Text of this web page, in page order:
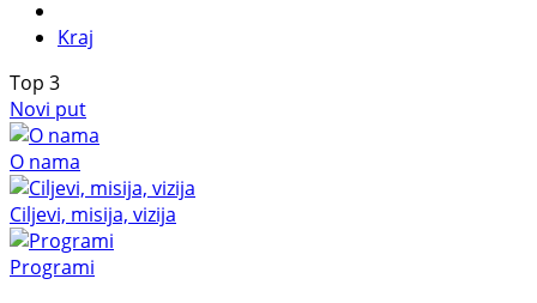
Kraj
Top 3
Novi put
O nama
Ciljevi, misija, vizija
Programi